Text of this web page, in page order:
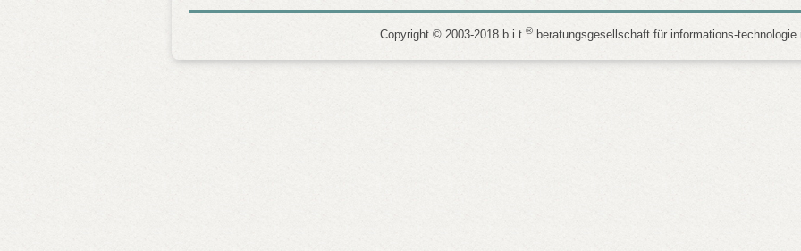
Copyright © 2003-2018 b.i.t.®beratungsgesellschaft für informations-technologie